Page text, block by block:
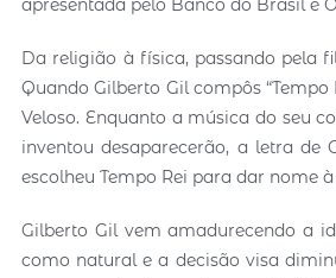
apresentada pelo Banco do Brasil e
Da religião à física, passando pela
Quando Gilberto Gil compôs “Tempo
Veloso. Enquanto a música do seu
inventou desaparecerão, a letra
escolheu Tempo Rei para dar nome
Gilberto Gil vem amadurecendo a
como natural e a decisão visa